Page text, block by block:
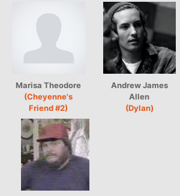
Marisa Theodore
(Cheyenne's
Friend #2)
Andrew James
Allen
(Dylan)